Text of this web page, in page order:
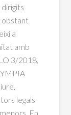
obstant
a
amb
3/2018,
legals
En